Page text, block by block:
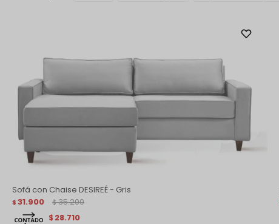
Sofá con Chaise DESIREÉ - Gris
$ 31.900 $ 35.200
$ 28.710